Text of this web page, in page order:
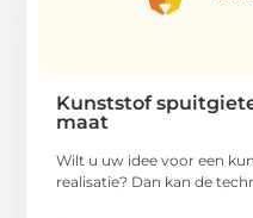
Kunststof
maat
Wilt u uw idee voor een
realisatie? Dan kan de